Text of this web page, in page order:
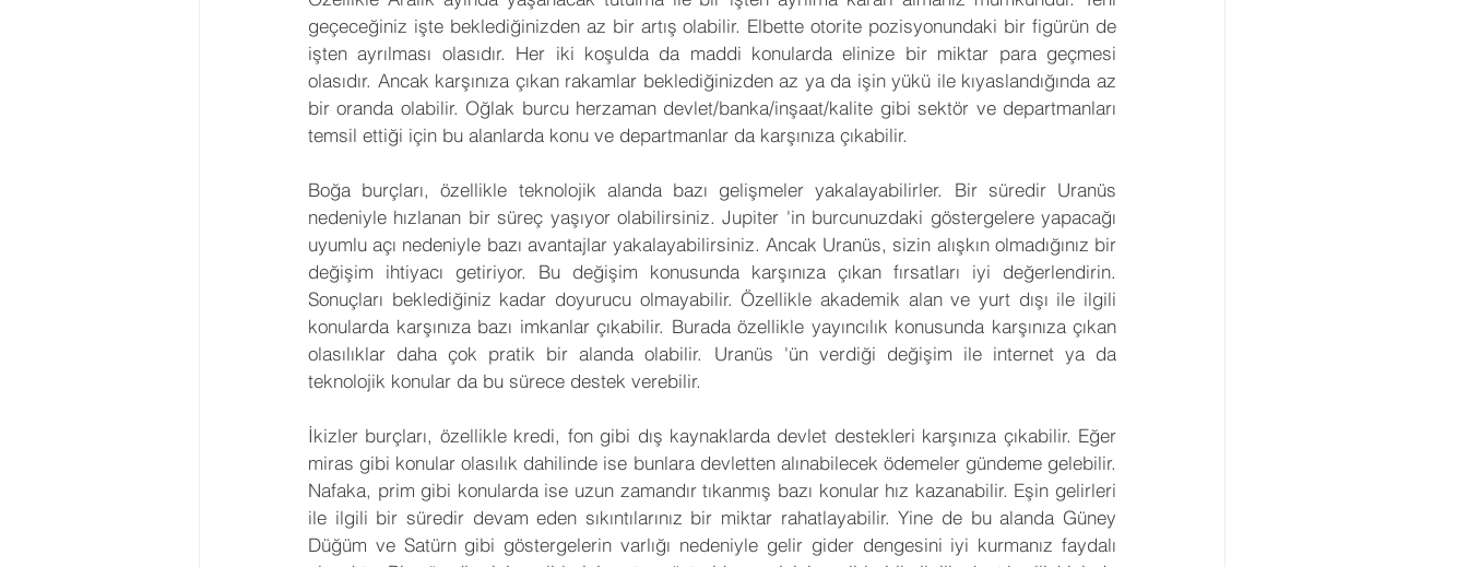
geçeceğiniz işte beklediğinizden az bir artış olabilir. Elbette otorite pozisyonundaki bir figürün de
işten ayrılması olasıdır. Her iki koşulda da maddi konularda elinize bir miktar para geçmesi
olasıdır. Ancak karşınıza çıkan rakamlar beklediğinizden az ya da işin yükü ile kıyaslandığında az
bir oranda olabilir. Oğlak burcu herzaman devlet/banka/inşaat/kalite gibi sektör ve departmanları
temsil ettiği için bu alanlarda konu ve departmanlar da karşınıza çıkabilir.
Boğa burçları, özellikle teknolojik alanda bazı gelişmeler yakalayabilirler. Bir süredir Uranüs
nedeniyle hızlanan bir süreç yaşıyor olabilirsiniz. Jupiter 'in burcunuzdaki göstergelere yapacağı
uyumlu açı nedeniyle bazı avantajlar yakalayabilirsiniz. Ancak Uranüs, sizin alışkın olmadığınız bir
değişim ihtiyacı getiriyor. Bu değişim konusunda karşınıza çıkan fırsatları iyi değerlendirin.
Sonuçları beklediğiniz kadar doyurucu olmayabilir. Özellikle akademik alan ve yurt dışı ile ilgili
konularda karşınıza bazı imkanlar çıkabilir. Burada özellikle yayıncılık konusunda karşınıza çıkan
olasılıklar daha çok pratik bir alanda olabilir. Uranüs 'ün verdiği değişim ile internet ya da
teknolojik konular da bu sürece destek verebilir.
İkizler burçları, özellikle kredi, fon gibi dış kaynaklarda devlet destekleri karşınıza çıkabilir. Eğer
miras gibi konular olasılık dahilinde ise bunlara devletten alınabilecek ödemeler gündeme gelebilir.
Nafaka, prim gibi konularda ise uzun zamandır tıkanmış bazı konular hız kazanabilir. Eşin gelirleri
ile ilgili bir süredir devam eden sıkıntılarınız bir miktar rahatlayabilir. Yine de bu alanda Güney
Düğüm ve Satürn gibi göstergelerin varlığı nedeniyle gelir gider dengesini iyi kurmanız faydalı